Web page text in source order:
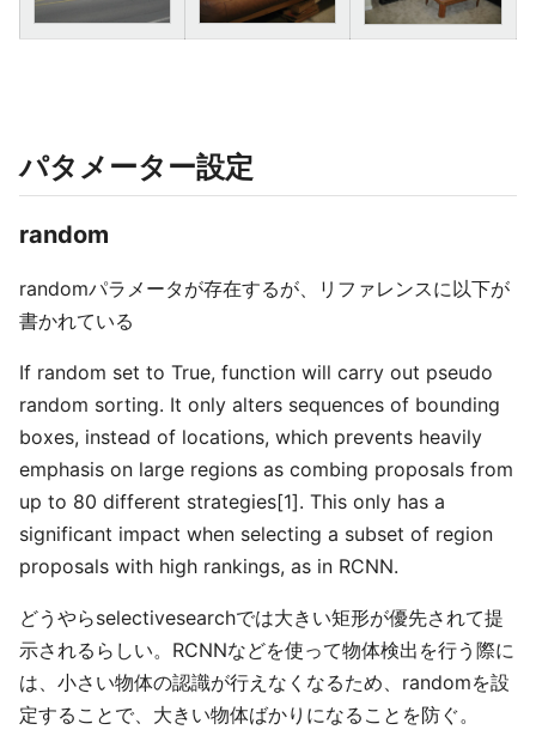
パタメーター設定
random
randomパラメータが存在するが、リファレンスに以下が
書かれている
If random set to True, function will carry out pseudo
random sorting. It only alters sequences of bounding
boxes, instead of locations, which prevents heavily
emphasis on large regions as combing proposals from
up to 80 different strategies[1]. This only has a
significant impact when selecting a subset of region
proposals with high rankings, as in RCNN.
どうやらselectivesearchでは大きい矩形が優先されて提
示されるらしい。RCNNなどを使って物体検出を行う際に
は、小さい物体の認識が行えなくなるため、randomを設
定することで、大きい物体ばかりになることを防ぐ。